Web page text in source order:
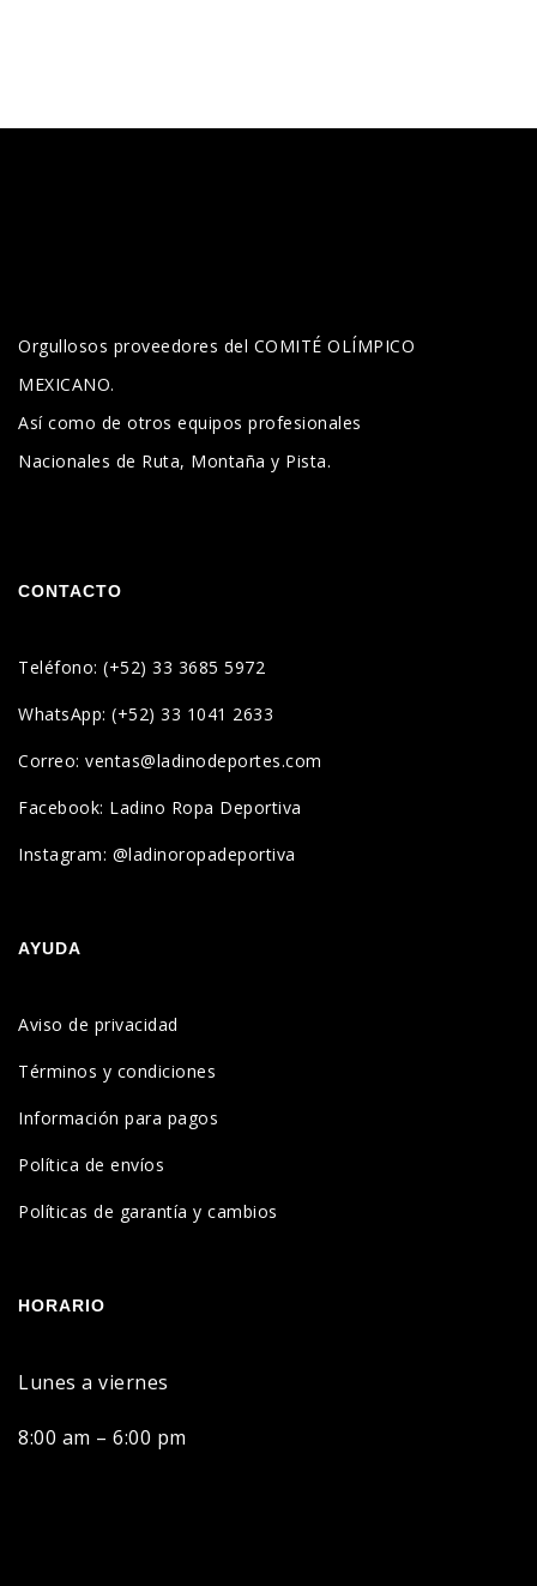
Orgullosos proveedores del COMITÉ OLÍMPICO
MEXICANO.
Así como de otros equipos profesionales
Nacionales de Ruta, Montaña y Pista.
CONTACTO
Teléfono: (+52) 33 3685 5972
WhatsApp: (+52) 33 1041 2633
Correo: ventas@ladinodeportes.com
Facebook: Ladino Ropa Deportiva
Instagram: @ladinoropadeportiva
AYUDA
Aviso de privacidad
Términos y condiciones
Información para pagos
Política de envíos
Políticas de garantía y cambios
HORARIO
Lunes a viernes
8:00 am – 6:00 pm